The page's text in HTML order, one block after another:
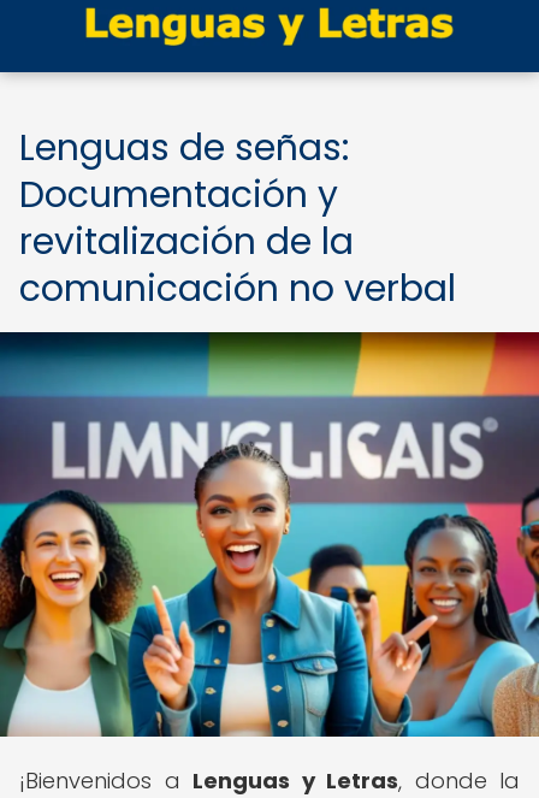
Lenguas de señas:
Documentación y
revitalización de la
comunicación no verbal
¡Bienvenidos a Lenguas y Letras, donde la